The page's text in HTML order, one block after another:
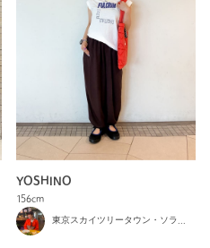
YOSHINO
156cm